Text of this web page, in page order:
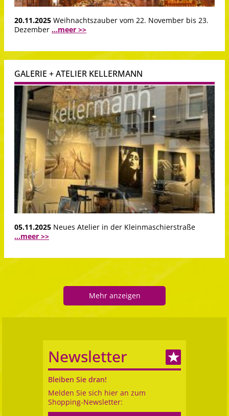
20.11.2025 Weihnachtszauber vom 22. November bis 23.
Dezember ...meer >>
GALERIE + ATELIER KELLERMANN
05.11.2025 Neues Atelier in der Kleinmaschierstraße
...meer >>
Mehr anzeigen
Newsletter
Bleiben Sie dran!
Melden Sie sich hier an zum
Shopping-Newsletter: